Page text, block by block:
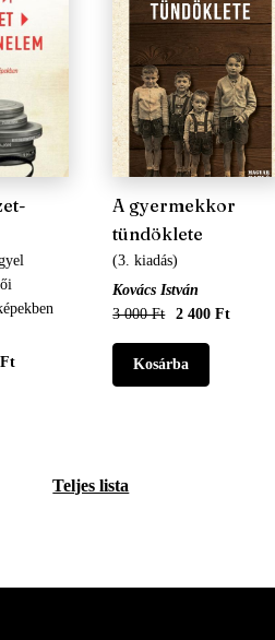
A gyermekkor
tündöklete
(3. kiadás)
Kovács István
3 000 Ft
2 400 Ft
Teljes lista